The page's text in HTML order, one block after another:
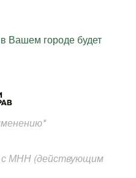
Вашем городе будет
с МНН (действующим